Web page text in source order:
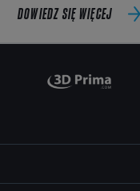
DOWIEDZ SIĘ WIĘCEJ